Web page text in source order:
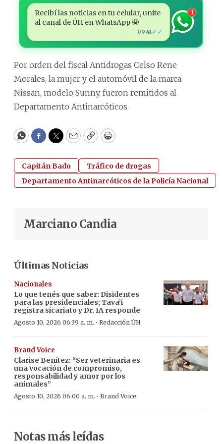
Recibí las noticias en tu celular, unite
al canal de ÚH en WhatsApp 🤩
09:41 ✓✓
1
Por orden del fiscal Antidrogas Celso Rene
Morales, la mujer y el automóvil de la marca
Nissan, modelo Sunny, fueron remitidos al
Departamento Antinarcóticos.
WhatsApp
Facebook
Twitter
EmailCopyPrint
Capitán Bado
Tráfico de drogas
Departamento Antinarcóticos de la Policía Nacional
Marciano Candia
Últimas Noticias
Nacionales
Lo que tenés que saber: Disidentes
para las presidenciales; Tava’i
registra sicariato y Dr. IA responde
Agosto 10, 2026 06:39 a. m. · Redacción ÚH
Brand Voice
Clarise Benítez: “Ser veterinaria es
una vocación de compromiso,
responsabilidad y amor por los
animales”
Agosto 10, 2026 06:00 a. m. · Brand Voice
Notas más leídas